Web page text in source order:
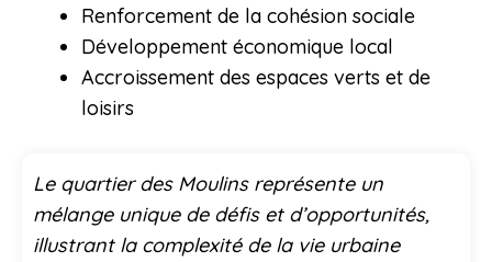
Renforcement de la cohésion sociale
Développement économique local
Accroissement des espaces verts et de
loisirs
Le quartier des Moulins représente un
mélange unique de défis et d’opportunités,
illustrant la complexité de la vie urbaine